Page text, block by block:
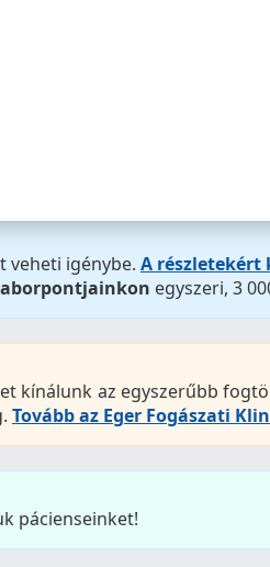
augusztus 8-án
veheti igénybe. A
egyszeri, 3
kínálunk az egyszerűbb
Tovább az Eger Fogászati
pácienseinket!